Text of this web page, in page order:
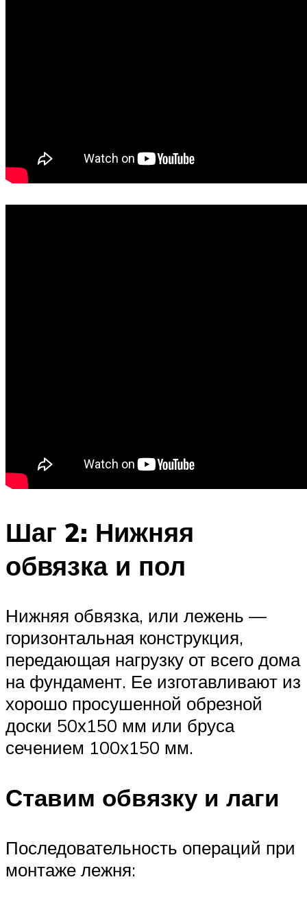
Шаг 2: Нижняя
обвязка и пол
Нижняя обвязка, или лежень —
горизонтальная конструкция,
передающая нагрузку от всего дома
на фундамент. Ее изготавливают из
хорошо просушенной обрезной
доски 50х150 мм или бруса
сечением 100х150 мм.
Ставим обвязку и лаги
Последовательность операций при
монтаже лежня: